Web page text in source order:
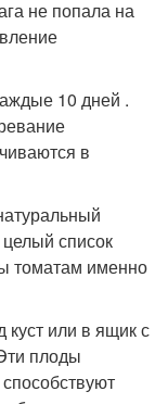
не попала на
10 дней .
в
список
томатам именно
или в ящик с
плоды